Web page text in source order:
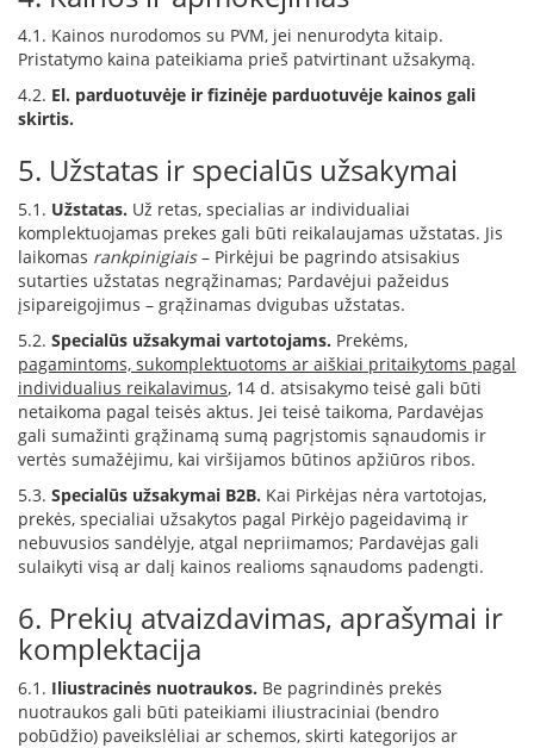
e
r
m
I
n
c
t
a
S
e
u
i
n
W
a
n
d
e
r
s
M
o
r
s
ø
4.1. Kainos nurodomos su PVM, jei nenurodyta kitaip.
Pristatymo kaina pateikiama prieš patvirtinant užsakymą.
4.2. El. parduotuvėje ir fizinėje parduotuvėje kainos gali
skirtis.
5. Užstatas ir specialūs užsakymai
5.1. Užstatas. Už retas, specialias ar individualiai
komplektuojamas prekes gali būti reikalaujamas užstatas. Jis
laikomas rankpinigiais– Pirkėjui be pagrindo atsisakius
sutarties užstatas negrąžinamas; Pardavėjui pažeidus
įsipareigojimus – grąžinamas dvigubas užstatas.
5.2. Specialūs užsakymai vartotojams. Prekėms,
pagamintoms, sukomplektuotoms ar aiškiai pritaikytoms pagal
individualius reikalavimus, 14 d. atsisakymo teisė gali būti
netaikoma pagal teisės aktus. Jei teisė taikoma, Pardavėjas
gali sumažinti grąžinamą sumą pagrįstomis sąnaudomis ir
vertės sumažėjimu, kai viršijamos būtinos apžiūros ribos.
5.3. Specialūs užsakymai B2B. Kai Pirkėjas nėra vartotojas,
prekės, specialiai užsakytos pagal Pirkėjo pageidavimą ir
nebuvusios sandėlyje, atgal nepriimamos; Pardavėjas gali
sulaikyti visą ar dalį kainos realioms sąnaudoms padengti.
6. Prekių atvaizdavimas, aprašymai ir
komplektacija
6.1. Iliustracinės nuotraukos. Be pagrindinės prekės
nuotraukos gali būti pateikiami iliustraciniai (bendro
pobūdžio) paveikslėliai ar schemos, skirti kategorijos ar